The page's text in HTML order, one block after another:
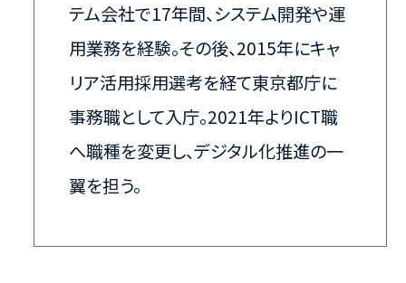
テム会社で17年間、システム開発や運
用業務を経験。その後、2015年にキャ
リア活用採用選考を経て東京都庁に
事務職として入庁。2021年よりICT職
へ職種を変更し、デジタル化推進の一
翼を担う。